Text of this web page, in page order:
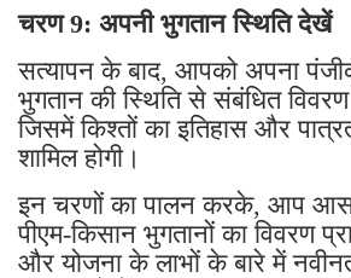
चरण 9: अपनी भुगतान स्थिति देखें
सत्यापन के बाद, आपको अपना
भुगतान की स्थिति से संबंधित विवरण
जिसमें किश्तों का इतिहास और
शामिल होगी।
इन चरणों का पालन करके, आप
पीएम-किसान भुगतानों का विवरण
और योजना के लाभों के बारे में